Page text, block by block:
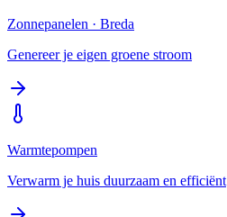
Zonnepanelen · Breda
Genereer je eigen groene stroom
Warmtepompen
Verwarm je huis duurzaam en efficiënt